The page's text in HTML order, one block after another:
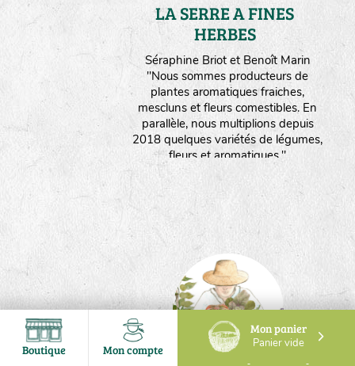
Boutique Mon compte
Mon panier
Panier vide
Séraphine Briot et Benoît Marin
"Nous sommes producteurs de
plantes aromatiques fraiches,
mescluns et fleurs comestibles. En
parallèle, nous multiplions depuis
2018 quelques variétés de légumes,
fleurs et aromatiques."
LA SERRE A FINES
HERBES
Maine et Loire